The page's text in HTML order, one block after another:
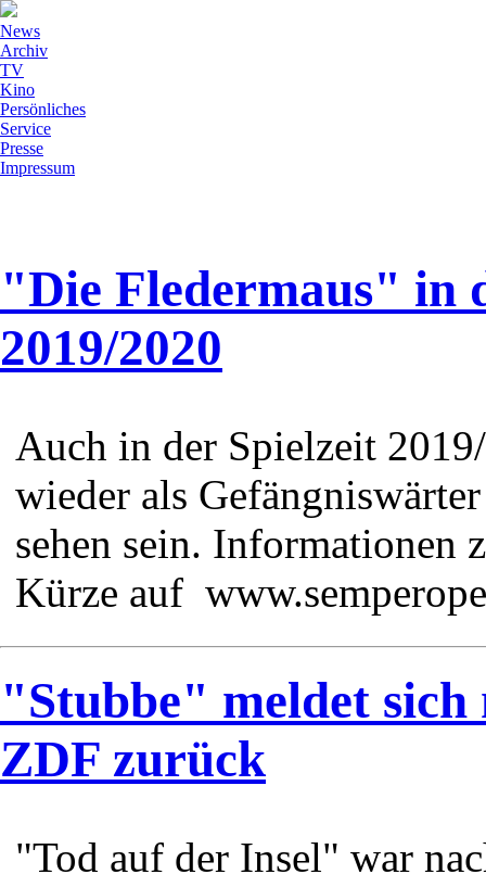
News
Archiv
TV
Kino
Persönliches
Service
Presse
Impressum
"Die Fledermaus" in
2019/2020
Auch in der Spielzeit
wieder als
sehen sein. Informationen
Kürze auf
"Stubbe" meldet
ZDF zurück
"Tod auf der Insel" war